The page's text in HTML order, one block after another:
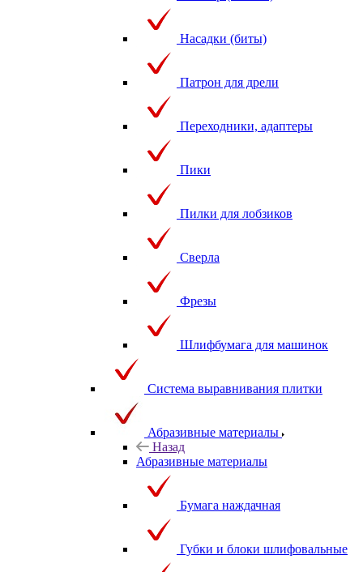
Насадки (биты)
Патрон для дрели
Переходники, адаптеры
Пики
Пилки для лобзиков
Сверла
Фрезы
Шлифбумага для машинок
Система выравнивания плитки
Абразивные материалы
Назад
Абразивные материалы
Бумага наждачная
Губки и блоки шлифовальные